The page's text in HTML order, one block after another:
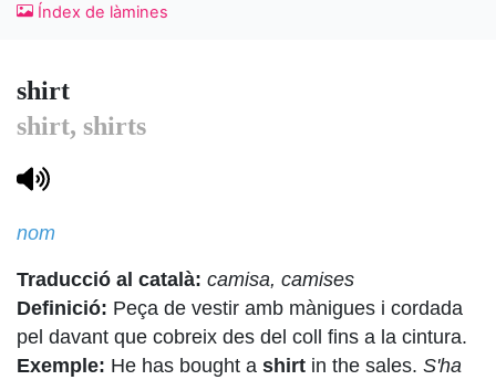
shirt
shirt, shirts
nom
Traducció al català: camisa, camises
Definició: Peça de vestir amb mànigues i cordada
pel davant que cobreix des del coll fins a la cintura.
Exemple: He has bought a shirt in the sales. S'ha
Índex de làmines